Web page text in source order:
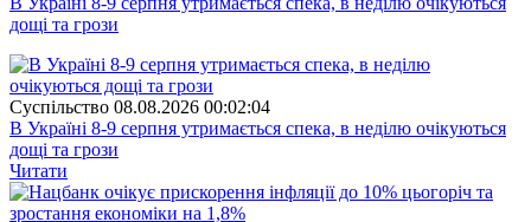
дощі та грози
Суспiльство 08.08.2026 00:02:04
В Україні 8-9 серпня утримається спека, в неділю очікуються
дощі та грози
Читати